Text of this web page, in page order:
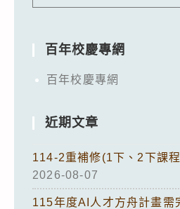
百年校慶專網
百年校慶專網
近期文章
114-2重補修(1下、2下課
2026-08-07
115年度AI人才方舟計畫需